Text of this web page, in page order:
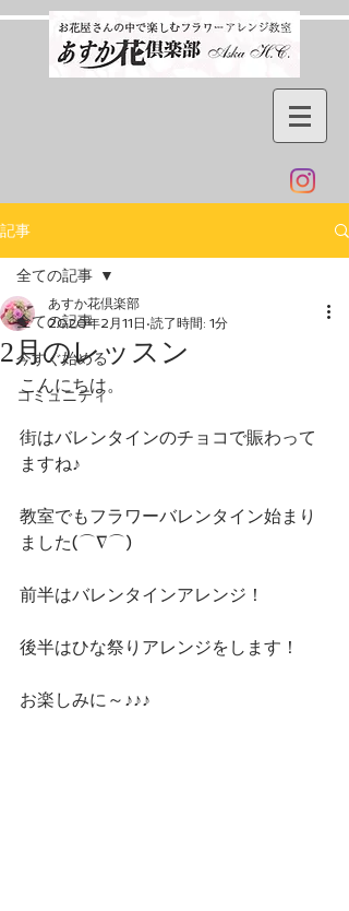
記事
全ての記事
今すぐ始める
コミュニティ
全ての記事
2月のレッスン
あすか花倶楽部
2020年2月11日 読了時間: 1分
こんにちは。
街はバレンタインのチョコで賑わって
ますね♪
教室でもフラワーバレンタイン始まり
ました(⌒∇⌒)
前半はバレンタインアレンジ！
後半はひな祭りアレンジをします！
お楽しみに～♪♪♪